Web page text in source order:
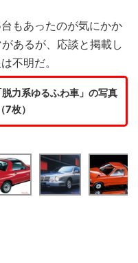
もあったのが気にかか
あるが、応談と掲載し
不明だ。
脱力系ゆるふわ車」の写真
7枚）